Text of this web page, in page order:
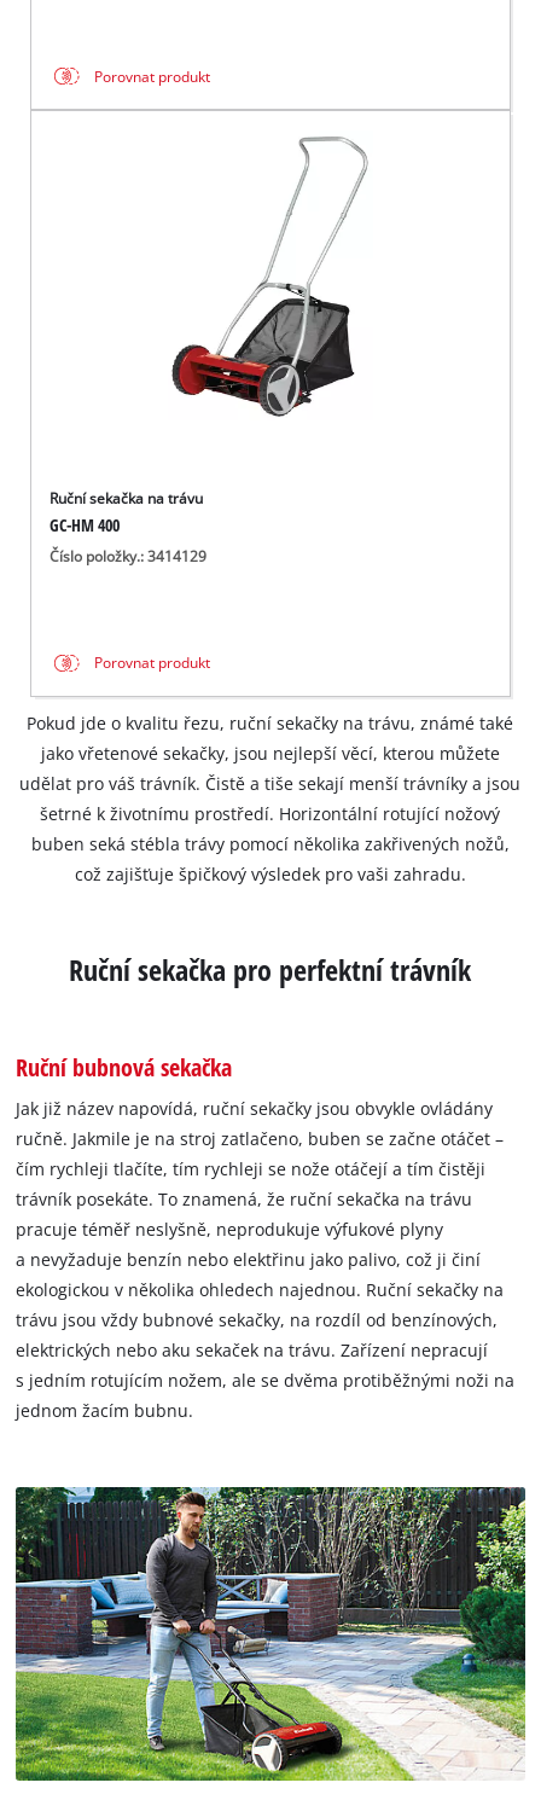
Porovnat produkt
Ruční sekačka na trávu
GC-HM 400
Číslo položky.: 3414129
Porovnat produkt
Pokud jde o kvalitu řezu, ruční sekačky na trávu, známé také
jako vřetenové sekačky, jsou nejlepší věcí, kterou můžete
udělat pro váš trávník. Čistě a tiše sekají menší trávníky a jsou
šetrné k životnímu prostředí. Horizontální rotující nožový
buben seká stébla trávy pomocí několika zakřivených nožů,
což zajišťuje špičkový výsledek pro vaši zahradu.
Ruční sekačka pro perfektní trávník
Ruční bubnová sekačka
Jak již název napovídá, ruční sekačky jsou obvykle ovládány
ručně. Jakmile je na stroj zatlačeno, buben se začne otáčet –
čím rychleji tlačíte, tím rychleji se nože otáčejí a tím čistěji
trávník posekáte. To znamená, že ruční sekačka na trávu
pracuje téměř neslyšně, neprodukuje výfukové plyny
a nevyžaduje benzín nebo elektřinu jako palivo, což ji činí
ekologickou v několika ohledech najednou. Ruční sekačky na
trávu jsou vždy bubnové sekačky, na rozdíl od benzínových,
elektrických nebo aku sekaček na trávu. Zařízení nepracují
s jedním rotujícím nožem, ale se dvěma protiběžnými noži na
jednom žacím bubnu.